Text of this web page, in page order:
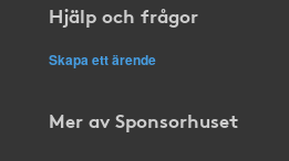
Hjälp och frågor
Skapa ett ärende
Mer av Sponsorhuset